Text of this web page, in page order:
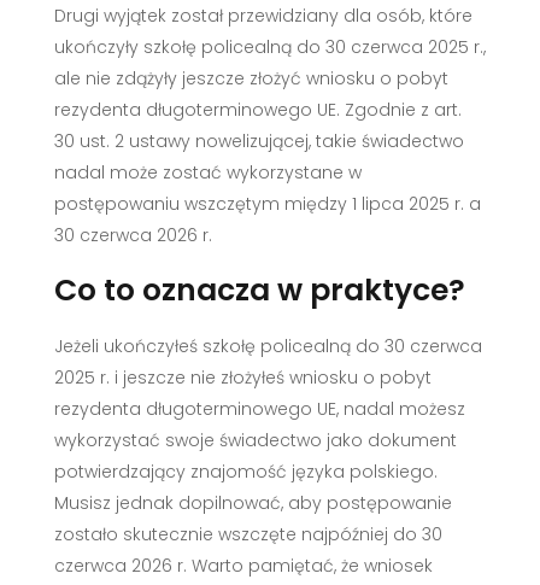
Drugi wyjątek został przewidziany dla osób, które
ukończyły szkołę policealną do 30 czerwca 2025 r.,
ale nie zdążyły jeszcze złożyć wniosku o pobyt
rezydenta długoterminowego UE. Zgodnie z art.
30 ust. 2 ustawy nowelizującej, takie świadectwo
nadal może zostać wykorzystane w
postępowaniu wszczętym między 1 lipca 2025 r. a
30 czerwca 2026 r.
Co to oznacza w praktyce?
Jeżeli ukończyłeś szkołę policealną do 30 czerwca
2025 r. i jeszcze nie złożyłeś wniosku o pobyt
rezydenta długoterminowego UE, nadal możesz
wykorzystać swoje świadectwo jako dokument
potwierdzający znajomość języka polskiego.
Musisz jednak dopilnować, aby postępowanie
zostało skutecznie wszczęte najpóźniej do 30
czerwca 2026 r. Warto pamiętać, że wniosek